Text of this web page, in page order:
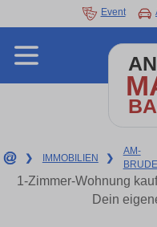
Event
❯ IMMOBILIEN ❯
AM-
1-Zimmer-Wohnung
Dein